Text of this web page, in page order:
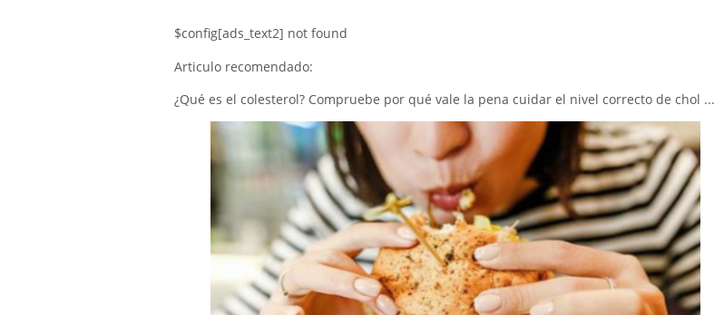
$config[ads_text2] not found
Articulo recomendado:
¿Qué es el colesterol? Compruebe por qué vale la pena cuidar el nivel correcto de chol ...